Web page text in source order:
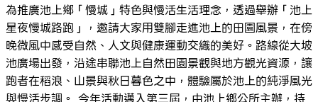
為推廣池上鄉「慢城」特色與慢活生活理念，透過舉辦「池上
星夜慢城路跑」，邀請大家用雙腳走進池上的田園風景，在傍
晚微風中感受自然、人文與健康運動交織的美好。路線從大坡
池廣場出發，沿途串聯池上自然田園景觀與地方觀光資源，讓
跑者在稻浪、山景與秋日暮色之中，體驗屬於池上的純淨風光
與慢活步調。 今年活動邁入第三屆，由池上鄉公所主辦，持